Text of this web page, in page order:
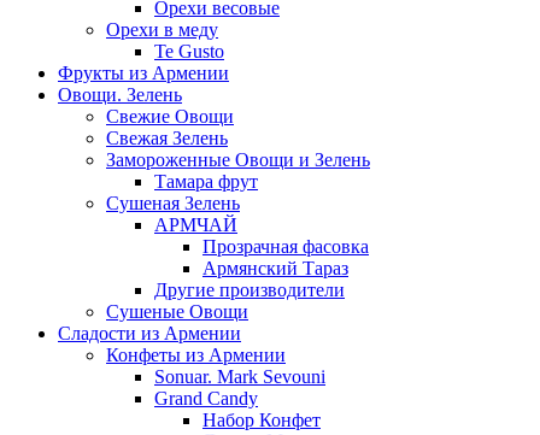
Орехи весовые
Орехи в меду
Te Gusto
Фрукты из Армении
Овощи. Зелень
Свежие Овощи
Свежая Зелень
Замороженные Овощи и Зелень
Тамара фрут
Сушеная Зелень
АРМЧАЙ
Прозрачная фасовка
Армянский Тараз
Другие производители
Сушеные Овощи
Сладости из Армении
Конфеты из Армении
Sonuar. Mark Sevouni
Grand Candy
Набор Конфет